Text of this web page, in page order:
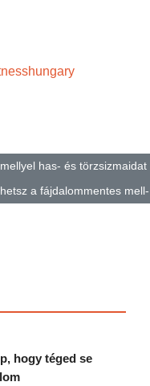
has- és
a fájdalommentes
hogy téged se